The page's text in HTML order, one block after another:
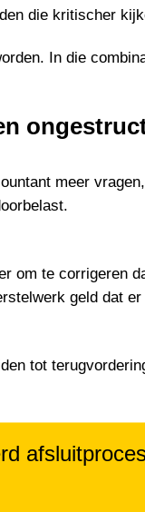
die kritischer
In die
meer
om te corrigeren
geld dat
tot